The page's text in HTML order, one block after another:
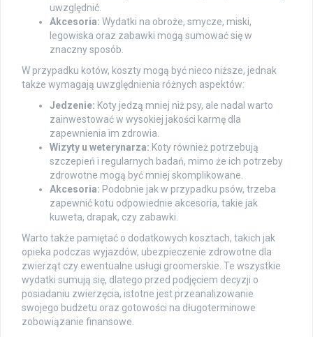
uwzględnić.
Akcesoria: Wydatki na obroże, smycze, miski,
legowiska oraz zabawki mogą sumować się w
znaczny sposób.
W przypadku kotów, koszty mogą być nieco niższe, jednak
także wymagają uwzględnienia różnych aspektów:
Jedzenie: Koty jedzą mniej niż psy, ale nadal warto
zainwestować w wysokiej jakości karmę dla
zapewnienia im zdrowia.
Wizyty u weterynarza: Koty również potrzebują
szczepień i regularnych badań, mimo że ich potrzeby
zdrowotne mogą być mniej skomplikowane.
Akcesoria: Podobnie jak w przypadku psów, trzeba
zapewnić kotu odpowiednie akcesoria, takie jak
kuweta, drapak, czy zabawki.
Warto także pamiętać o dodatkowych kosztach, takich jak
opieka podczas wyjazdów, ubezpieczenie zdrowotne dla
zwierząt czy ewentualne usługi groomerskie. Te wszystkie
wydatki sumują się, dlatego przed podjęciem decyzji o
posiadaniu zwierzęcia, istotne jest przeanalizowanie
swojego budżetu oraz gotowości na długoterminowe
zobowiązanie finansowe.